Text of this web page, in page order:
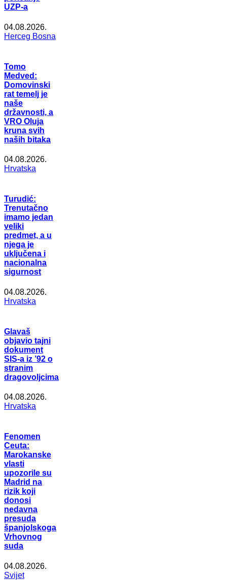
UZP-a
04.08.2026.
Herceg Bosna
Tomo
Medved:
Domovinski
rat temelj je
naše
državnosti, a
VRO Oluja
kruna svih
naših bitaka
04.08.2026.
Hrvatska
Turudić:
Trenutačno
imamo jedan
veliki
predmet, a u
njega je
uključena i
nacionalna
sigurnost
04.08.2026.
Hrvatska
Glavaš
objavio tajni
dokument
SIS-a iz ’92 o
stranim
dragovoljcima
04.08.2026.
Hrvatska
Fenomen
Ceuta:
Marokanske
vlasti
upozorile su
Madrid na
rizik koji
donosi
nedavna
presuda
španjolskoga
Vrhovnog
suda
04.08.2026.
Svijet